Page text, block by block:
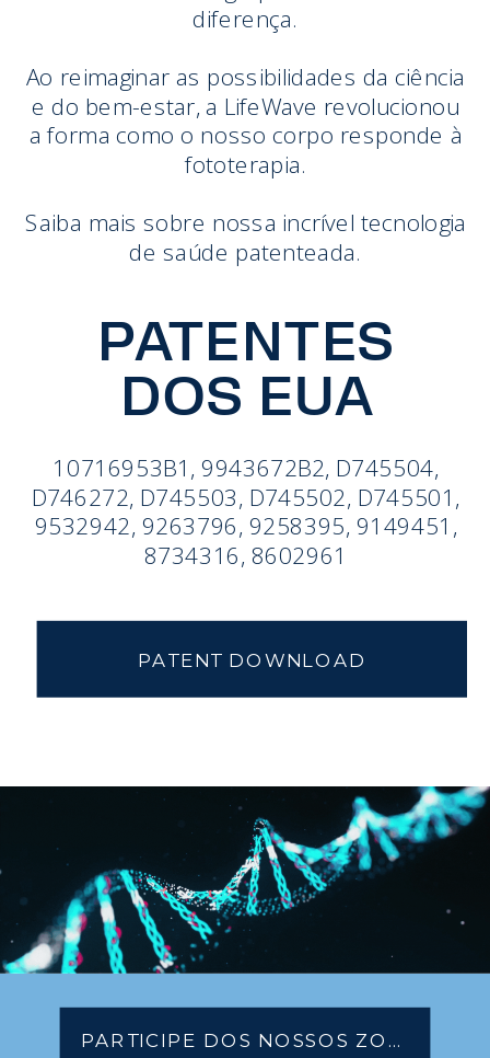
diferença.
Ao reimaginar as possibilidades da ciência
e do bem-estar, a LifeWave revolucionou
a forma como o nosso corpo responde à
fototerapia.
Saiba mais sobre nossa incrível tecnologia
de saúde patenteada.
PATENTES
DOS EUA
10716953B1, 9943672B2, D745504,
D746272, D745503, D745502, D745501,
9532942, 9263796, 9258395, 9149451,
8734316, 8602961
PATENT DOWNLOAD
PARTICIPE DOS NOSSOS ZOOM